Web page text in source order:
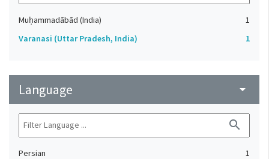
Muḥammadābād (India)
1
Varanasi (Uttar Pradesh, India)
1
Language arrow_drop_down
search
Persian 1